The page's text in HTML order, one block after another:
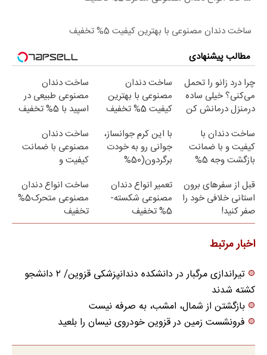
ساخت دندان مصنوعی با بهترین کیفیت 5% تخفیف
مطالب پیشنهادی
چرا درد زانو را تحمل
می‌کنی؟ خیلی ساده
درمنزل درمانش کن
ساخت دندان
مصنوعی با بهترین
کیفیت 5% تخفیف
ساخت دندان
مصنوعی طبیعی در
اسپید با 5% تخفیف
ساخت دندان با
کیفیت و با ضمانت
بازگشت وجه 5%
با این کرم جوانساز،
جوانی رو به خودت
برگردون(50%
ساخت دندان
مصنوعی با ضمانت
کیفیت و
قبل از سفرهای برون
استانی خلافی خود را
صفر کنید!
تعمیر انواع دندان
مصنوعی شکسته-
5% تخفیف
ساخت انواع دندان
مصنوعی متحرک5%
تخفیف
اخبار مرتبط
تیراندازی مرگبار در دانشکده دندانپزشکی قزوین/ ۲ دانشجو
کشته شدند
بازگشتن از شمال، امشب، به صرفه نیست
فرونشست زمین در قزوین خودروی نیسان را بلعید